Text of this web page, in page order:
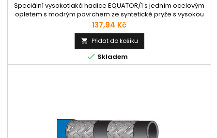
Speciální vysokotlaká hadice EQUATOR/1 s jedním ocelovým
opletem s modrým povrchem ze syntetické pryže s vysokou
odolností proti ozonu, otěru a vysoké teplotě a povětrnostním
vlivům, odpovídající normě MSHA pro použitelnost v důlním
průmyslu. Rozměrově odpovídá normě EN853-1SN, SAE
100R1AT a ISO 1436-1 1SN/R1AT. Použití: Použitelná na všech
zařízeních,...
Cena
137,94 Kč
 Přidat do košíku
 Skladem